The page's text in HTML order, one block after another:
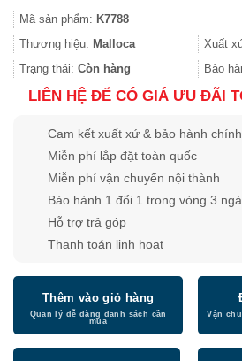
Mã sản phẩm: K7788
Thương hiệu: Malloca Xuất
Trạng thái: Còn hàng Bảo
LIÊN HỆ ĐỂ CÓ GIÁ ƯU ĐÃI
Cam kết xuất xứ & bảo hành
Miễn phí lắp đặt toàn quốc
Miễn phí vận chuyển nội thành
Bảo hành 1 đổi 1 trong vòng 3
Hỗ trợ trả góp
Thanh toán linh hoạt
Thêm vào giỏ hàng